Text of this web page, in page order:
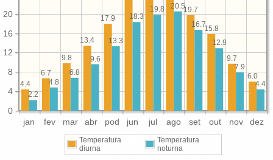
jan fev mar abr pod jun jul ago set out nov dez
0
4
8
12
16
20
6.0
9.7
15.8
19.7
17.9
13.4
9.8
6.7
4.4
4.4
7.9
12.9
16.7
20.5
19.8
18.3
13.3
9.6
6.8
4.8
2.2
Temperatura
diurna
Temperatura
noturna